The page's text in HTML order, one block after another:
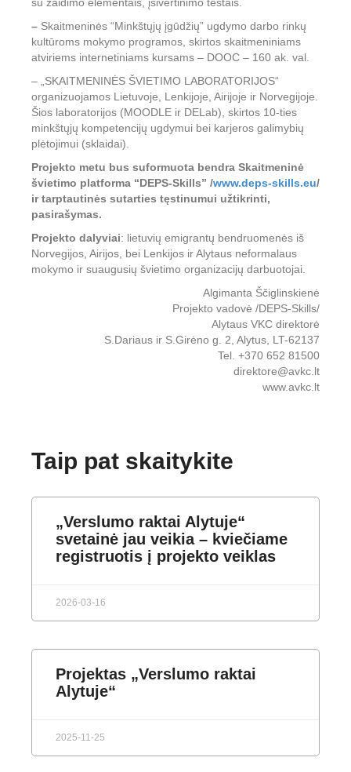
– Skaitmeninės “Minkštųjų įgūdžių” ugdymo darbo rinkų
kultūroms mokymo programos, skirtos skaitmeniniams
atviriems internetiniams kursams – DOOC – 160 ak. val.
– „SKAITMENINĖS ŠVIETIMO LABORATORIJOS“
organizuojamos Lietuvoje, Lenkijoje, Airijoje ir Norvegijoje.
Šios laboratorijos (MOODLE ir DELab), skirtos 10-ties
minkštųjų kompetencijų ugdymui bei karjeros galimybių
plėtojimui (sklaidai).
Projekto metu bus suformuota bendra Skaitmeninė
švietimo platforma “DEPS-Skills” /www.deps-skills.eu/
ir tarptautinės sutarties tęstinumui užtikrinti,
pasirašymas.
Projekto dalyviai: lietuvių emigrantų bendruomenės iš
Norvegijos, Airijos, bei Lenkijos ir Alytaus neformalaus
mokymo ir suaugusių švietimo organizacijų darbuotojai.
Algimanta Ščiglinskienė
Projekto vadovė /DEPS-Skills/
Alytaus VKC direktorė
S.Dariaus ir S.Girėno g. 2, Alytus, LT-62137
Tel. +370 652 81500
direktore@avkc.lt
www.avkc.lt
Taip pat skaitykite
„Verslumo raktai Alytuje“
svetainė jau veikia – kviečiame
registruotis į projekto veiklas
2026-03-16
Projektas „Verslumo raktai
Alytuje“
2025-11-25